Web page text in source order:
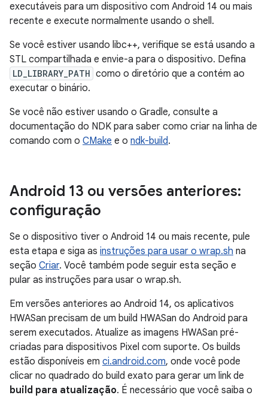
executáveis para um dispositivo com Android 14 ou mais
recente e execute normalmente usando o shell.
Se você estiver usando libc++, verifique se está usando a
STL compartilhada e envie-a para o dispositivo. Defina
LD_LIBRARY_PATH como o diretório que a contém ao
executar o binário.
Se você não estiver usando o Gradle, consulte a
documentação do NDK para saber como criar na linha de
comando com o CMake e o ndk-build.
Android 13 ou versões anteriores:
configuração
Se o dispositivo tiver o Android 14 ou mais recente, pule
esta etapa e siga as instruções para usar o wrap.sh na
seção Criar. Você também pode seguir esta seção e
pular as instruções para usar o wrap.sh.
Em versões anteriores ao Android 14, os aplicativos
HWASan precisam de um build HWASan do Android para
serem executados. Atualize as imagens HWASan pré-
criadas para dispositivos Pixel com suporte. Os builds
estão disponíveis em ci.android.com, onde você pode
clicar no quadrado do build exato para gerar um link de
build para atualização. É necessário que você saiba o